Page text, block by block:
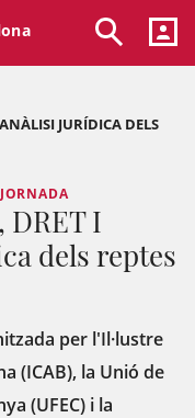
JURÍDICA DELS
DRET I
dels reptes
per l'Il·lustre
(ICAB), la Unió de
(UFEC) i la